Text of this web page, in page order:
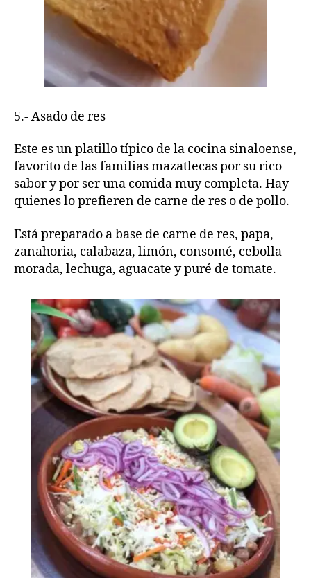
5.- Asado de res
Este es un platillo típico de la cocina sinaloense,
favorito de las familias mazatlecas por su rico
sabor y por ser una comida muy completa. Hay
quienes lo prefieren de carne de res o de pollo.
Está preparado a base de carne de res, papa,
zanahoria, calabaza, limón, consomé, cebolla
morada, lechuga, aguacate y puré de tomate.